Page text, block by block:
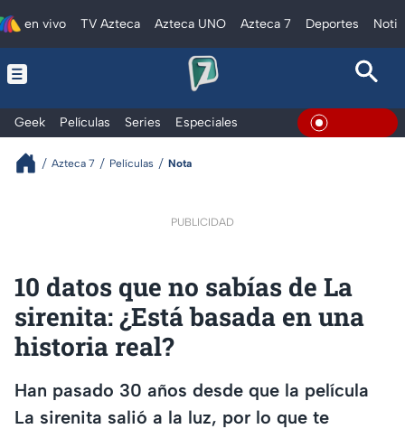
en vivo TV Azteca Azteca UNO Azteca 7 Deportes
Geek Películas Series Especiales En Vivo
Azteca 7 Películas Nota
PUBLICIDAD
10 datos que no sabías de La
sirenita: ¿Está basada en una
historia real?
Han pasado 30 años desde que la película
La sirenita salió a la luz, por lo que te